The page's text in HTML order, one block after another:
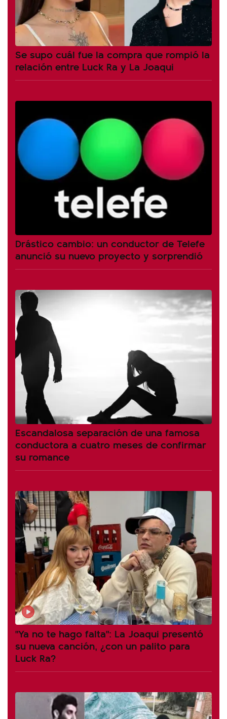
Se supo cuál fue la compra que rompió la
relación entre Luck Ra y La Joaqui
Drástico cambio: un conductor de Telefe
anunció su nuevo proyecto y sorprendió
Escandalosa separación de una famosa
conductora a cuatro meses de confirmar
su romance
"Ya no te hago falta": La Joaqui presentó
su nueva canción, ¿con un palito para
Luck Ra?